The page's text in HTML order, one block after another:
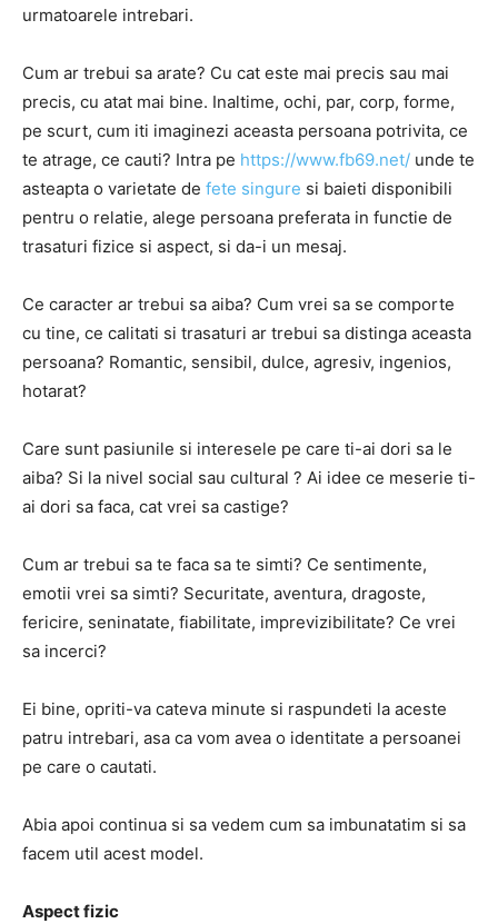
urmatoarele intrebari.
Cum ar trebui sa arate? Cu cat este mai precis sau mai
precis, cu atat mai bine. Inaltime, ochi, par, corp, forme,
pe scurt, cum iti imaginezi aceasta persoana potrivita, ce
te atrage, ce cauti? Intra pe https://www.fb69.net/ unde te
asteapta o varietate de fete singure si baieti disponibili
pentru o relatie, alege persoana preferata in functie de
trasaturi fizice si aspect, si da-i un mesaj.
Ce caracter ar trebui sa aiba? Cum vrei sa se comporte
cu tine, ce calitati si trasaturi ar trebui sa distinga aceasta
persoana? Romantic, sensibil, dulce, agresiv, ingenios,
hotarat?
Care sunt pasiunile si interesele pe care ti-ai dori sa le
aiba? Si la nivel social sau cultural ? Ai idee ce meserie ti-
ai dori sa faca, cat vrei sa castige?
Cum ar trebui sa te faca sa te simti? Ce sentimente,
emotii vrei sa simti? Securitate, aventura, dragoste,
fericire, seninatate, fiabilitate, imprevizibilitate? Ce vrei
sa incerci?
Ei bine, opriti-va cateva minute si raspundeti la aceste
patru intrebari, asa ca vom avea o identitate a persoanei
pe care o cautati.
Abia apoi continua si sa vedem cum sa imbunatatim si sa
facem util acest model.
Aspect fizic